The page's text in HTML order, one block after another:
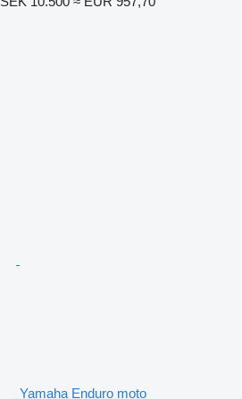
Yamaha Enduro moto